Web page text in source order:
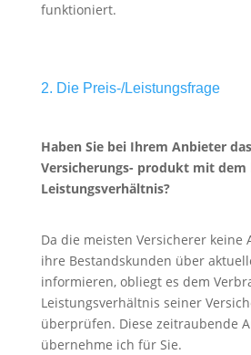
funktioniert.
2. Die Preis-/Leistungsfrage
Haben Sie bei Ihrem Anbieter
Versicherungs- produkt mit dem
Leistungsverhältnis?
Da die meisten Versicherer keine
ihre Bestandskunden über
informieren, obliegt es dem
Leistungsverhältnis seiner
überprüfen. Diese zeitraubende
übernehme ich für Sie.